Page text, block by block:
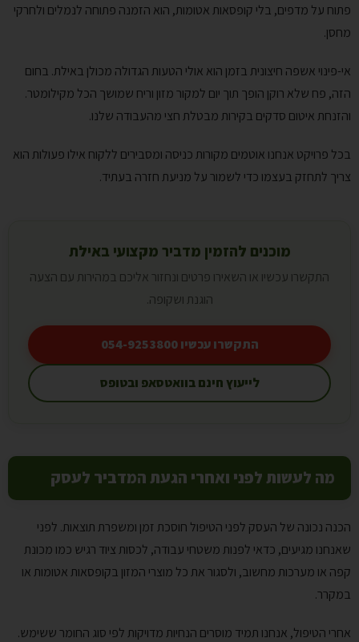
פתוח על מדפים, בלי קופסאות אטומות, הוא הזמנה פתוחה לנמלים ולחרקי
מחסן.
אי-פינוי אשפה חיצונית בזמן הוא אולי הטעות הגדולה מכולן באילת. בחום
הזה, פח שלא רוקן הופך תוך יום למקור מזון וריח שמושך הכל מקילומטר.
והזנחת איטום סדקים בקירות מבטלת חצי מהעבודה שלנו.
בכל פרויקט אנחנו אוטמים מקורות כניסה ומסבירים ללקוח אילו פעולות הוא
צריך לתחזק בעצמו כדי לשמור על מניעת חזרה בעתיד.
מוכנים להזמין מדביר מקצועי באילת
התקשרו עכשיו או השאירו פרטים ונחזור אליכם במהירות עם הצעה
הוגנת ושקופה.
התקשרו עכשיו 054-9253800
לייעוץ חינם בוואטסאפ ובטופס
מה לעשות לפני ואחרי הגעת המדביר לעסק
הכנה נכונה של העסק לפני הטיפול חוסכת זמן ומשפרת תוצאות. לפני
שאנחנו מגיעים, כדאי לפנות משטחי עבודה, לכסות ציוד רגיש כמו מכונת
קפה או מערכות מחשוב, ולסגור את כל מוצרי המזון בקופסאות אטומות או
במקרר.
אחרי הטיפול, אנחנו תמיד מוסרים הנחיות מדויקות לפי סוג החומר ששימש.